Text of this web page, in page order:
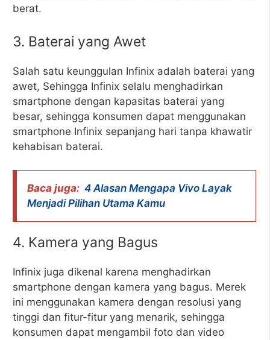
berat.
3. Baterai yang Awet
Salah satu keunggulan Infinix adalah baterai yang
awet, Sehingga Infinix selalu menghadirkan
smartphone dengan kapasitas baterai yang
besar, sehingga konsumen dapat menggunakan
smartphone Infinix sepanjang hari tanpa khawatir
kehabisan baterai.
Baca juga: 4 Alasan Mengapa Vivo Layak
Menjadi Pilihan Utama Kamu
4. Kamera yang Bagus
Infinix juga dikenal karena menghadirkan
smartphone dengan kamera yang bagus. Merek
ini menggunakan kamera dengan resolusi yang
tinggi dan fitur-fitur yang menarik, sehingga
konsumen dapat mengambil foto dan video